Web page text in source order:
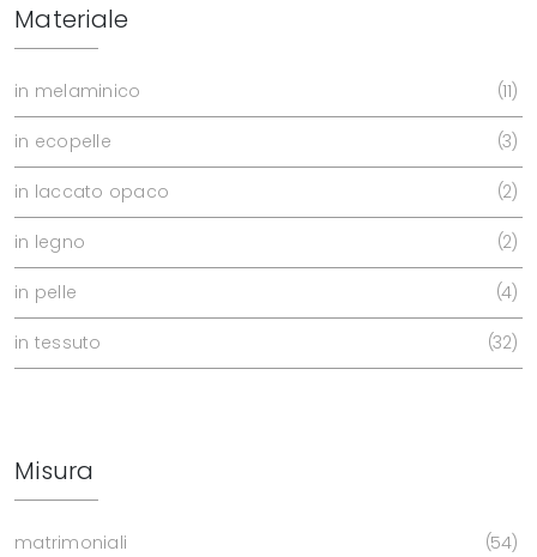
Materiale
in melaminico 11
in ecopelle 3
in laccato opaco 2
in legno 2
in pelle 4
in tessuto 32
Misura
matrimoniali 54